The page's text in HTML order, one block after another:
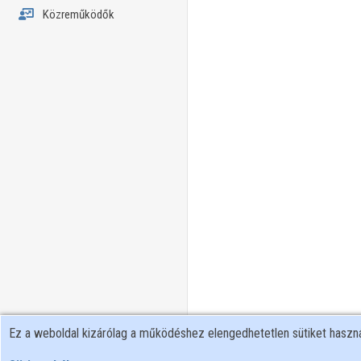
Közreműködők
Ez a weboldal kizárólag a működéshez elengedhetetlen sütiket